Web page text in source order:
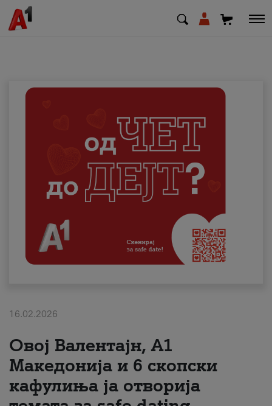
Деловни
Поддршка
Надополни кредит
Плати сметка
#ПодобарОнлајн
16.02.2026
Овој Валентајн, A1
Македонија и 6 скопски
кафулиња ја отворија